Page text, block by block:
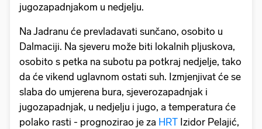
jugozapadnjakom u nedjelju.
Na Jadranu će prevladavati sunčano, osobito u
Dalmaciji. Na sjeveru može biti lokalnih pljuskova,
osobito s petka na subotu pa potkraj nedjelje, tako
da će vikend uglavnom ostati suh. Izmjenjivat će se
slaba do umjerena bura, sjeverozapadnjak i
jugozapadnjak, u nedjelju i jugo, a temperatura će
polako rasti - prognozirao je za HRT Izidor Pelajić,